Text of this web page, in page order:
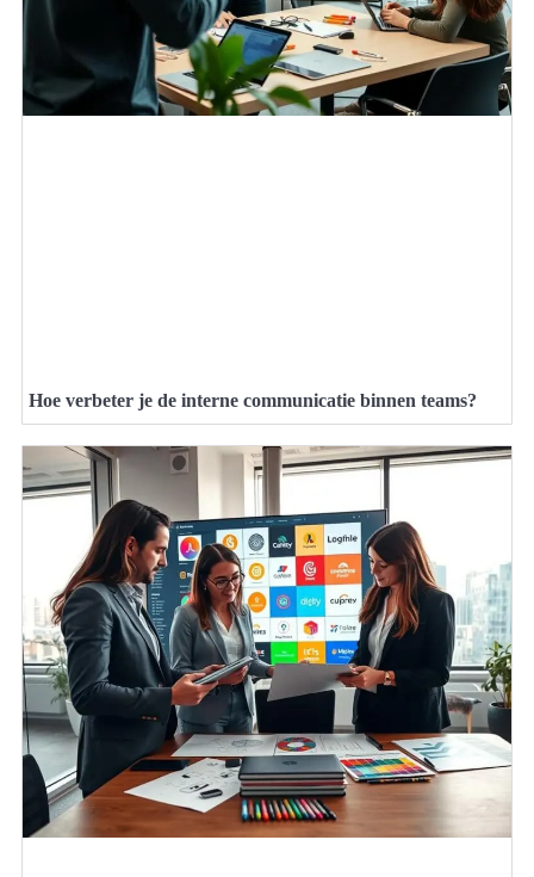
Hoe verbeter je de interne communicatie binnen teams?